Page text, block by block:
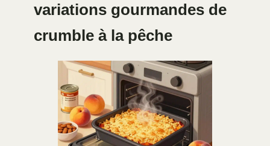
variations gourmandes de
crumble à la pêche